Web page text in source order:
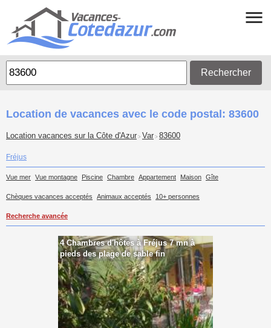
Rechercher
Location de vacances avec le code postal: 83600
Location vacances sur la Côte d'Azur > Var > 83600
Fréjus
Vue mer Vue montagne Piscine Chambre Appartement Maison Gîte
Chèques vacances acceptés Animaux acceptés 10+ personnes
Recherche avancée
4 Chambres d'hôtes à Fréjus 7 mn à
pieds des plage de sable fin